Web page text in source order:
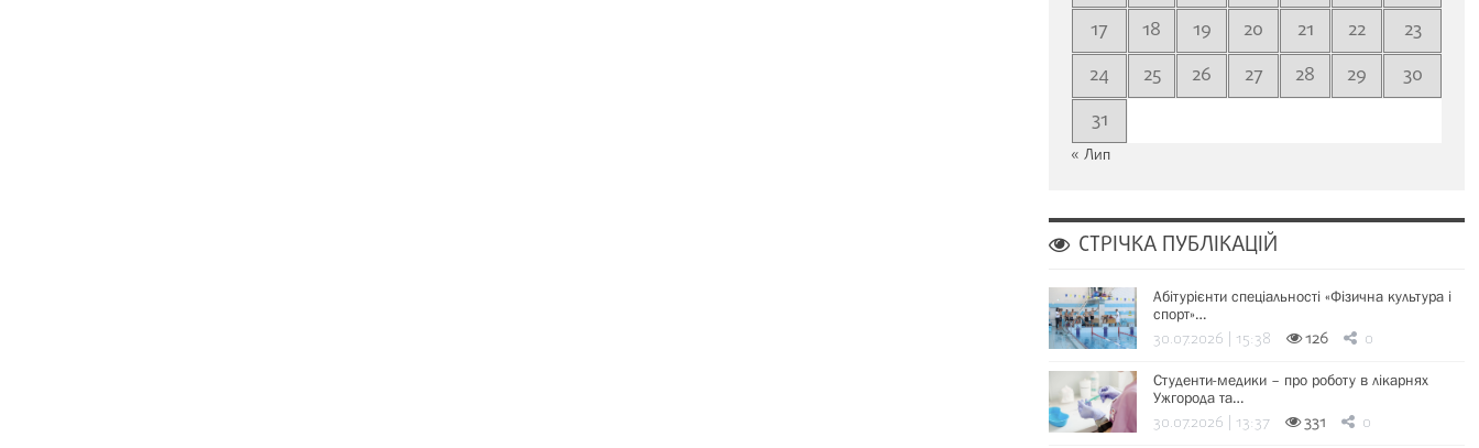
17
18 19 20 21 22
23
24
25 26 27 28 29
30
31
« Лип
СТРІЧКА ПУБЛІКАЦІЙ
Абітурієнти спеціальності «Фізична культура і
спорт»…
30.07.2026 | 15:38 126 0
Студенти-медики – про роботу в лікарнях
Ужгорода та…
30.07.2026 | 13:37 331 0